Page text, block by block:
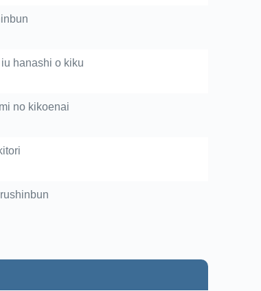
iu hanashi o kiku
no kikoenai